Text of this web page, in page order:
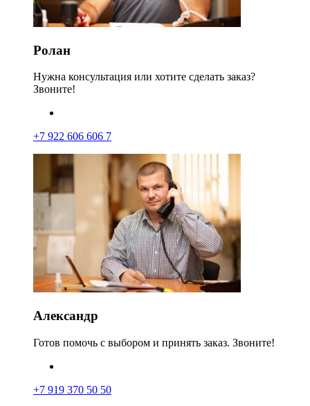
Ролан
Нужна консультация или хотите сделать заказ?
Звоните!
+7 922 606 606 7
Александр
Готов помочь с выбором и принять заказ. Звоните!
+7 919 370 50 50